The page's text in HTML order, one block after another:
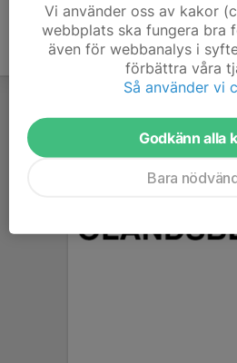
Vi använder oss av kakor
webbplats ska fungera bra
även för webbanalys i
förbättra våra
Så använder vi
Godkänn alla
Bara